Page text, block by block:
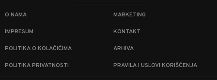
O NAMA MARKETING
IMPRESUM KONTAKT
POLITIKA O KOLAČIĆIMA ARHIVA
POLITIKA PRIVATNOSTI PRAVILA I USLOVI KORIŠĆENJA